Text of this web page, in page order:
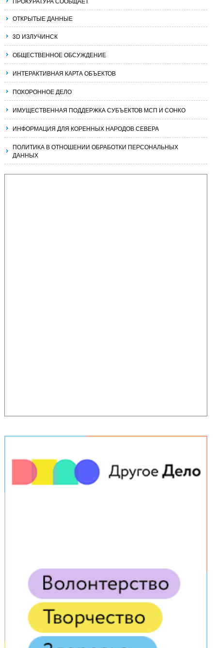
ОТКРЫТЫЕ ДАННЫЕ
3D ИЗЛУЧИНСК
ОБЩЕСТВЕННОЕ ОБСУЖДЕНИЕ
ИНТЕРАКТИВНАЯ КАРТА ОБЪЕКТОВ
ПОХОРОННОЕ ДЕЛО
ИМУЩЕСТВЕННАЯ ПОДДЕРЖКА СУБЪЕКТОВ МСП И СОНКО
ИНФОРМАЦИЯ ДЛЯ КОРЕННЫХ НАРОДОВ СЕВЕРА
ПОЛИТИКА В ОТНОШЕНИИ ОБРАБОТКИ ПЕРСОНАЛЬНЫХ
ДАННЫХ